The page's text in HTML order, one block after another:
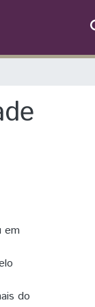
em
do